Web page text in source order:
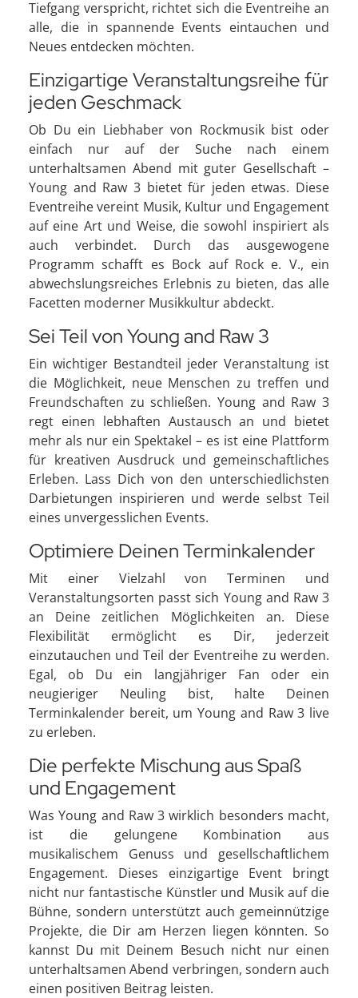
Tiefgang verspricht, richtet sich die Eventreihe an
alle, die in spannende Events eintauchen und
Neues entdecken möchten.
Einzigartige Veranstaltungsreihe für
jeden Geschmack
Ob Du ein Liebhaber von Rockmusik bist oder
einfach nur auf der Suche nach einem
unterhaltsamen Abend mit guter Gesellschaft –
Young and Raw 3 bietet für jeden etwas. Diese
Eventreihe vereint Musik, Kultur und Engagement
auf eine Art und Weise, die sowohl inspiriert als
auch verbindet. Durch das ausgewogene
Programm schafft es Bock auf Rock e. V., ein
abwechslungsreiches Erlebnis zu bieten, das alle
Facetten moderner Musikkultur abdeckt.
Sei Teil von Young and Raw 3
Ein wichtiger Bestandteil jeder Veranstaltung ist
die Möglichkeit, neue Menschen zu treffen und
Freundschaften zu schließen. Young and Raw 3
regt einen lebhaften Austausch an und bietet
mehr als nur ein Spektakel – es ist eine Plattform
für kreativen Ausdruck und gemeinschaftliches
Erleben. Lass Dich von den unterschiedlichsten
Darbietungen inspirieren und werde selbst Teil
eines unvergesslichen Events.
Optimiere Deinen Terminkalender
Mit einer Vielzahl von Terminen und
Veranstaltungsorten passt sich Young and Raw 3
an Deine zeitlichen Möglichkeiten an. Diese
Flexibilität ermöglicht es Dir, jederzeit
einzutauchen und Teil der Eventreihe zu werden.
Egal, ob Du ein langjähriger Fan oder ein
neugieriger Neuling bist, halte Deinen
Terminkalender bereit, um Young and Raw 3 live
zu erleben.
Die perfekte Mischung aus Spaß
und Engagement
Was Young and Raw 3 wirklich besonders macht,
ist die gelungene Kombination aus
musikalischem Genuss und gesellschaftlichem
Engagement. Dieses einzigartige Event bringt
nicht nur fantastische Künstler und Musik auf die
Bühne, sondern unterstützt auch gemeinnützige
Projekte, die Dir am Herzen liegen könnten. So
kannst Du mit Deinem Besuch nicht nur einen
unterhaltsamen Abend verbringen, sondern auch
einen positiven Beitrag leisten.